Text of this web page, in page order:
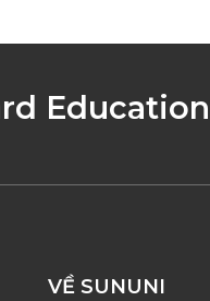
Education
VỀ SUNUNI